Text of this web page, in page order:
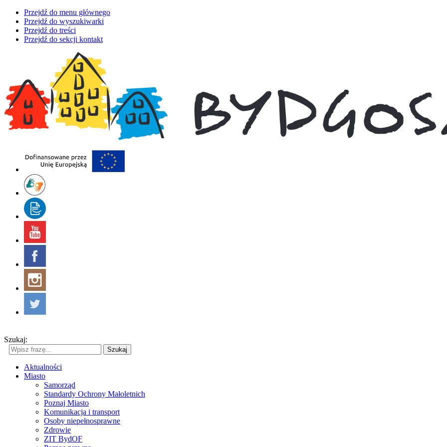
Przejdź do menu głównego
Przejdź do wyszukiwarki
Przejdź do treści
Przejdź do sekcji kontakt
Szukaj:
Szukaj
Aktualności
Miasto
Samorząd
Standardy Ochrony Małoletnich
Poznaj Miasto
Komunikacja i transport
Osoby niepełnosprawne
Zdrowie
ZIT BydOF